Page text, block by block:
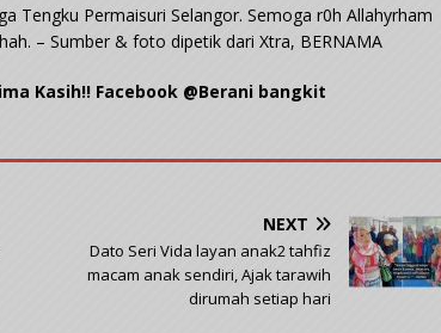
Tengku Permaisuri Selangor. Semoga r0h Allahyrham
– Sumber & foto dipetik dari Xtra, BERNAMA
Kasih!! Facebook @Berani bangkit
NEXT
Dato Seri Vida layan anak2 tahfiz
macam anak sendiri, Ajak tarawih
dirumah setiap hari